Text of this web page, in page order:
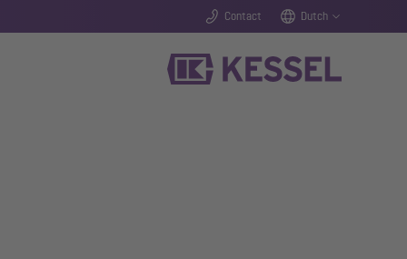
Contact Dutch